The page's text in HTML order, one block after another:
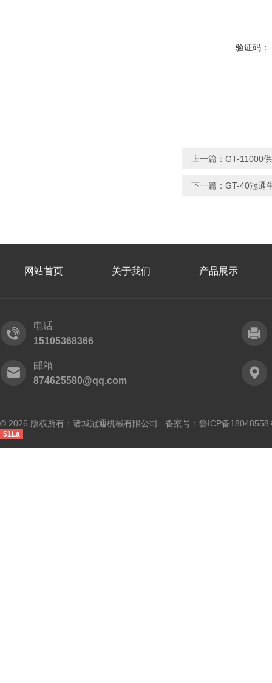
验证码：
上一篇： GT-11000
下一篇： GT-40冠通
网站首页 关于我们 产品展示
电话
15105368366
邮箱
874625580@qq.com
© 2026 版权所有：诸城冠通机械有限公司 备案号： 鲁ICP备18048558
51La